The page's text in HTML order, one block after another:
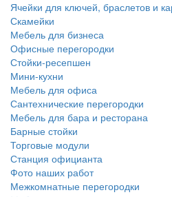
Ячейки для ключей, браслетов и
Скамейки
Мебель для бизнеса
Офисные перегородки
Стойки-ресепшен
Мини-кухни
Мебель для офиса
Сантехнические перегородки
Мебель для бара и ресторана
Барные стойки
Торговые модули
Станция официанта
Фото наших работ
Межкомнатные перегородки